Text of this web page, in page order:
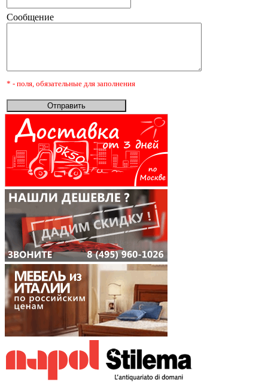
Сообщение
* - поля, обязательные для заполнения